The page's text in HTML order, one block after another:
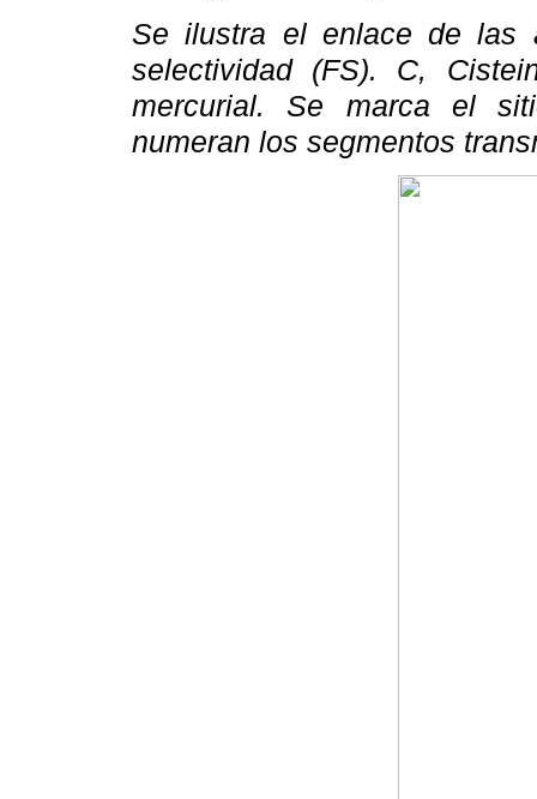
Se ilustra el enlace de
selectividad (FS). C,
mercurial. Se marca el
numeran los segmentos